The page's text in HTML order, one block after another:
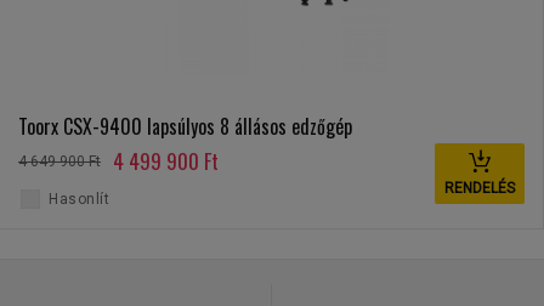
Toorx CSX-9400 lapsúlyos 8 állásos edzőgép
4 649 900 Ft 4 499 900 Ft
RENDELÉS
Hasonlít